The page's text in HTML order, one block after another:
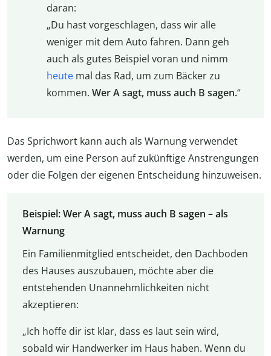
daran:
„Du hast vorgeschlagen, dass wir alle
weniger mit dem Auto fahren. Dann geh
auch als gutes Beispiel voran und nimm
heutemal das Rad, um zum Bäcker zu
kommen. Wer A sagt, muss auch B sagen.“
Das Sprichwort kann auch als Warnung verwendet
werden, um eine Person auf zukünftige Anstrengungen
oder die Folgen der eigenen Entscheidung hinzuweisen.
Beispiel: Wer A sagt, muss auch B sagen – als
Warnung
Ein Familienmitglied entscheidet, den Dachboden
des Hauses auszubauen, möchte aber die
entstehenden Unannehmlichkeiten nicht
akzeptieren:
„Ich hoffe dir ist klar, dass es laut sein wird,
sobald wir Handwerker im Haus haben. Wenn du